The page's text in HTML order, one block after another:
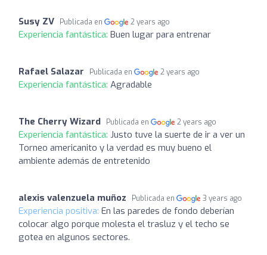
Susy ZV Publicada en 2 years ago
Experiencia fantástica: Buen lugar para entrenar
Rafael Salazar Publicada en 2 years ago
Experiencia fantástica: Agradable
The Cherry Wizard Publicada en 2 years ago
Experiencia fantástica: Justo tuve la suerte de ir a ver un
Torneo americanito y la verdad es muy bueno el
ambiente además de entretenido
alexis valenzuela muñoz Publicada en 3 years ago
Experiencia positiva: En las paredes de fondo deberían
colocar algo porque molesta el trasluz y el techo se
gotea en algunos sectores.